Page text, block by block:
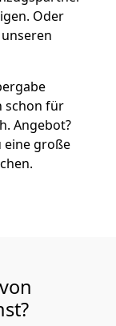
Oder
schon für
Angebot?
eine große